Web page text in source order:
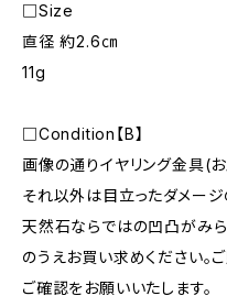
□Size
直径 約2.6㎝
11g
□Condition【B】
画像の通りイヤリング金具(
それ以外は目立ったダメー
天然石ならではの凹凸がみ
のうえお買い求めください。
ご確認をお願いいたします。